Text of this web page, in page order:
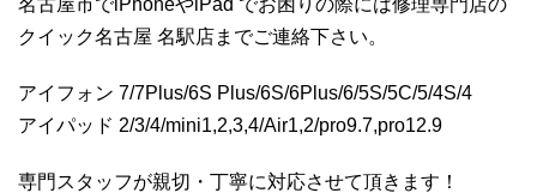
クイック名古屋 名駅店までご連絡下さい。
アイフォン 7/7Plus/6S Plus/6S/6Plus/6/5S/5C/5/4S/4
アイパッド 2/3/4/mini1,2,3,4/Air1,2/pro9.7,pro12.9
専門スタッフが親切・丁寧に対応させて頂きます！